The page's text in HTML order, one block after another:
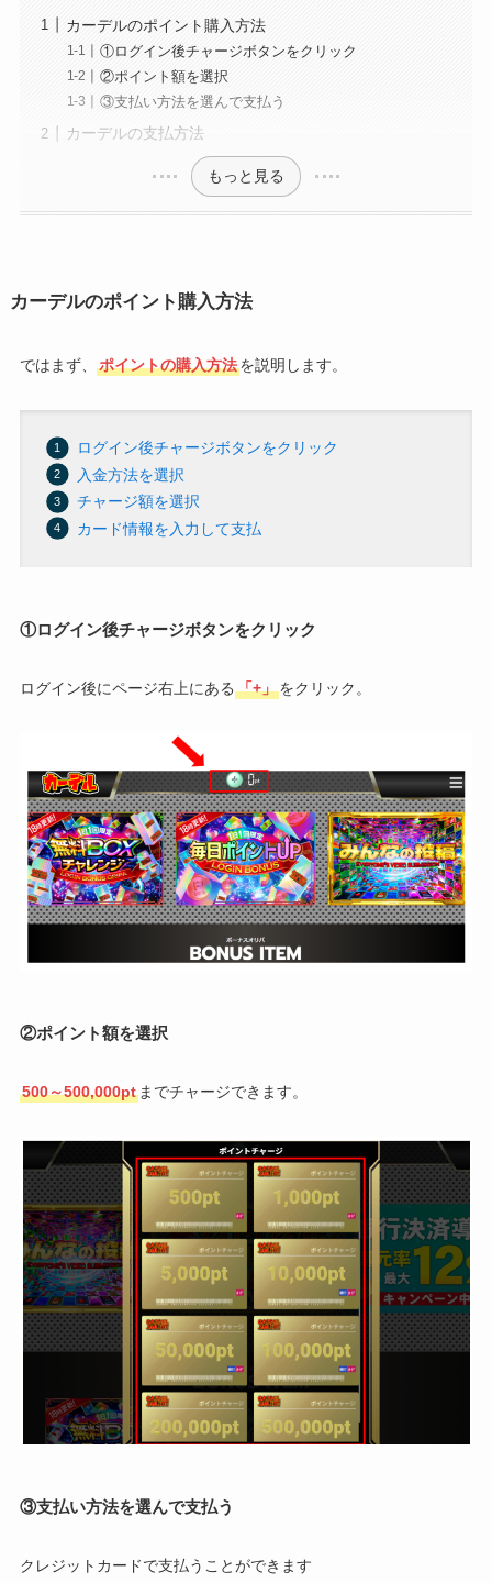
カーデルのポイント購入方法
①ログイン後チャージボタンをクリック
②ポイント額を選択
③支払い方法を選んで支払う
カーデルの支払方法
もっと見る
カーデルのポイント購入方法
ではまず、 ポイントの購入方法を説明します。
ログイン後チャージボタンをクリック
入金方法を選択
チャージ額を選択
カード情報を入力して支払
①ログイン後チャージボタンをクリック
ログイン後にページ右上にある 「+」をクリック。
②ポイント額を選択
500～500,000ptまでチャージできます。
③支払い方法を選んで支払う
クレジットカードで支払うことができます